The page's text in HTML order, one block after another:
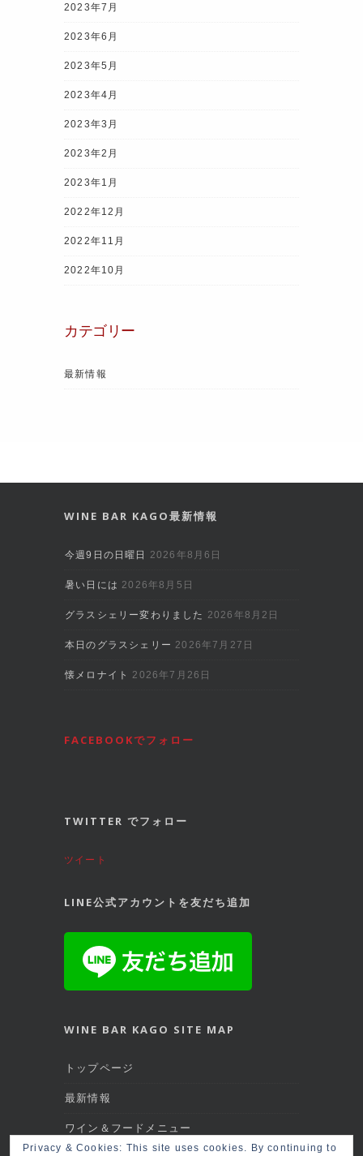
2023年7月
2023年6月
2023年5月
2023年4月
2023年3月
2023年2月
2023年1月
2022年12月
2022年11月
2022年10月
カテゴリー
最新情報
WINE BAR KAGO最新情報
今週9日の日曜日 2026年8月6日
暑い日には 2026年8月5日
グラスシェリー変わりました 2026年8月2日
本日のグラスシェリー 2026年7月27日
懐メロナイト 2026年7月26日
FACEBOOKでフォロー
TWITTER でフォロー
ツイート
LINE公式アカウントを友だち追加
WINE BAR KAGO SITE MAP
トップページ
最新情報
ワイン＆フードメニュー
Privacy & Cookies: This site uses cookies. By continuing to